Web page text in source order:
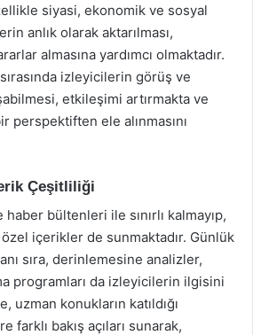
siyasi, ekonomik ve sosyal
anlık olarak aktarılması,
almasına yardımcı olmaktadır.
sırasında izleyicilerin görüş ve
etkileşimi artırmakta ve
perspektiften ele alınmasını
Çeşitliliği
bültenleri ile sınırlı kalmayıp,
içerikler de sunmaktadır. Günlük
sıra, derinlemesine analizler,
programları da izleyicilerin ilgisini
uzman konukların katıldığı
farklı bakış açıları sunarak,